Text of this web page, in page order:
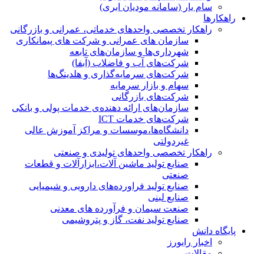
سام یار (سامانه مودیان ابری)
راهکارها
راهکار تخصصی واحدهای خدماتی، عمرانی و بازرگانی
سازمان های عمرانی و شرکت های پیمانکاری
شهرداری‌ها و سازمان‌های تابعه
شرکت‌های آب و فاضلاب (آبفا)
شرکت‌های سرمایه‌گذاری و هلدینگ‌ها
سهام و بازار سرمایه
شرکت‌های بازرگانی
سازمان‌های ارائه دهنده‌ی خدمات پولی و بانکی
شرکت‌های خدمات ICT
دانشگاه‌ها،موسسات و مراکز آموزش عالی
غیردولتی
راهکار تخصصی واحدهای تولیدی و صنعتی
صنایع توليد ماشين آلات،ابزارآلات و قطعات
صنعتی
صنایع تولید فراورده‌های دارویی و شیمیایی
صنایع لبنی
صنعت سیمان و فرآورده های معدنی
صنایع تولید نفت، گاز و پتروشيمی
پایگاه دانش
اخبار رایورز